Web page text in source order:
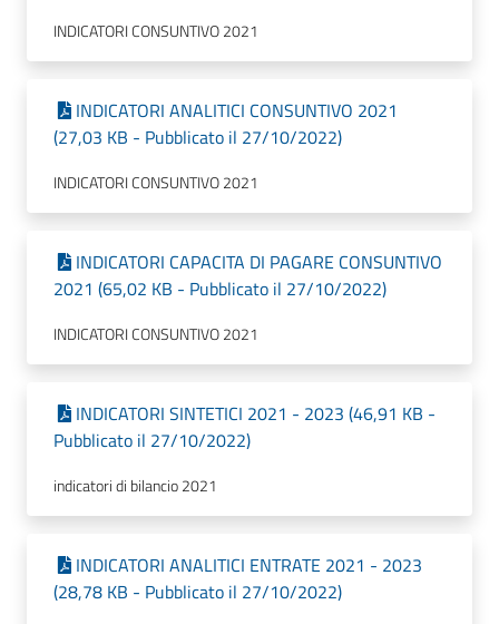
INDICATORI CONSUNTIVO 2021
INDICATORI ANALITICI CONSUNTIVO 2021
(27,03 KB - Pubblicato il 27/10/2022)
INDICATORI CONSUNTIVO 2021
INDICATORI CAPACITA DI PAGARE CONSUNTIVO
2021 (65,02 KB - Pubblicato il 27/10/2022)
INDICATORI CONSUNTIVO 2021
INDICATORI SINTETICI 2021 - 2023 (46,91 KB -
Pubblicato il 27/10/2022)
indicatori di bilancio 2021
INDICATORI ANALITICI ENTRATE 2021 - 2023
(28,78 KB - Pubblicato il 27/10/2022)